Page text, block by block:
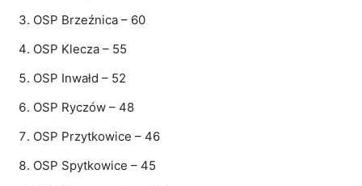
OSP Brzeźnica – 60
OSP Klecza – 55
OSP Inwałd – 52
OSP Ryczów – 48
OSP Przytkowice – 46
OSP Spytkowice – 45